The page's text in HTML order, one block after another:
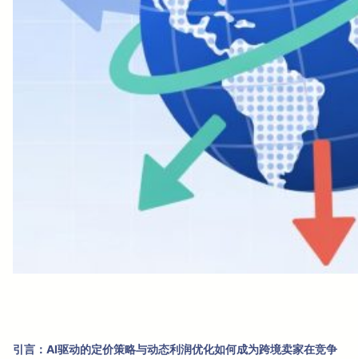
引言：AI驱动的定价策略与动态利润优化如何成为跨境卖家在竞争